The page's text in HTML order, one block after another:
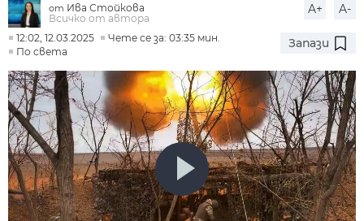
от Ива Стойкова
Всичко от автора
A+ A-
12:02, 12.03.2025
Чете се за: 03:35 мин.
По света
Запази